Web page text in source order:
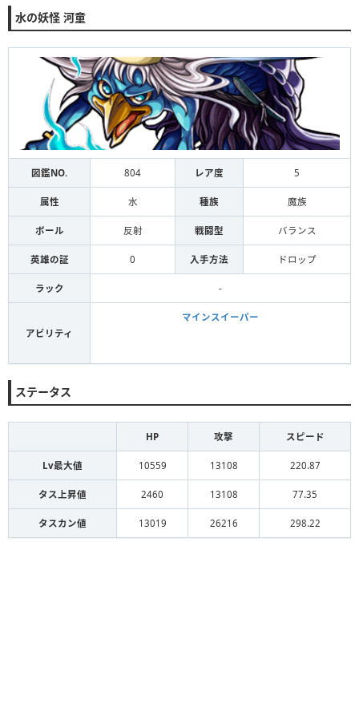
水の妖怪 河童
図鑑NO. 804 レア度 5
属性 水 種族 魔族
ボール 反射 戦闘型 バランス
英雄の証 0 入手方法 ドロップ
ラック -
アビリティ
マインスイーパー
ステータス
HP 攻撃 スピード
Lv最大値 10559 13108 220.87
タス上昇値 2460 13108 77.35
タスカン値 13019 26216 298.22